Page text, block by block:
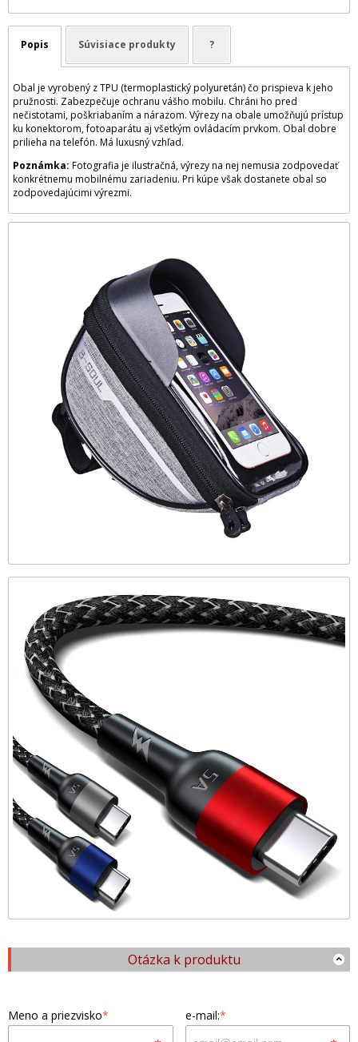
Popis Súvisiace produkty ?
Obal je vyrobený z TPU (termoplastický polyuretán) čo prispieva k jeho
pružnosti. Zabezpečuje ochranu vášho mobilu. Chráni ho pred
nečistotami, poškriabaním a nárazom. Výrezy na obale umožňujú prístup
ku konektorom, fotoaparátu aj všetkým ovládacím prvkom. Obal dobre
prilieha na telefón. Má luxusný vzhľad.
Poznámka: Fotografia je ilustračná, výrezy na nej nemusia zodpovedať
konkrétnemu mobilnému zariadeniu. Pri kúpe však dostanete obal so
zodpovedajúcimi výrezmi.
Otázka k produktu
Meno a priezvisko* e-mail:*